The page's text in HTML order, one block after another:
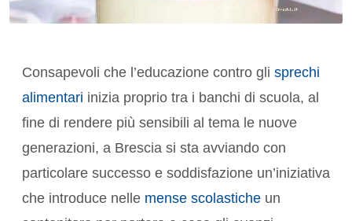
Consapevoli che l’educazione contro gli sprechi
alimentari inizia proprio tra i banchi di scuola, al
fine di rendere più sensibili al tema le nuove
generazioni, a Brescia si sta avviando con
particolare successo e soddisfazione un’iniziativa
che introduce nelle mense scolastiche un